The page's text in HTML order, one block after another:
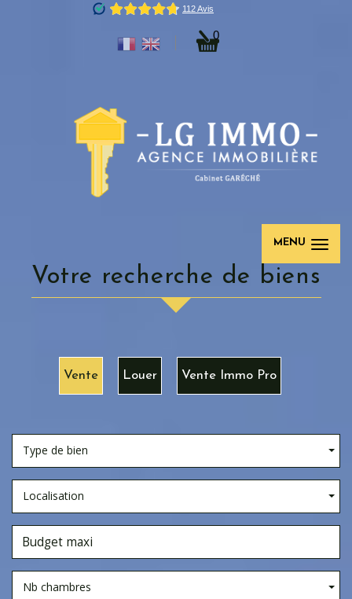
0
MENU
votre recherche de biens
Vente Louer Vente Immo Pro
Type de bien
Localisation
Nb chambres